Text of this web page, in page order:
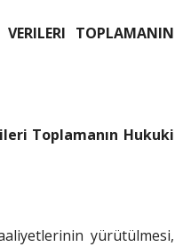
TOPLAMANIN
Toplamanın Hukuki
yürütülmesi,